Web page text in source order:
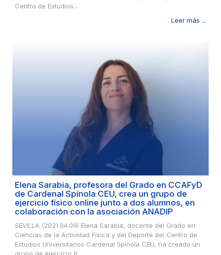
Centro de Estudios...
Leer más ...
Elena Sarabia, profesora del Grado en CCAFyD
de Cardenal Spínola CEU, crea un grupo de
ejercicio físico online junto a dos alumnos, en
colaboración con la asociación ANADIP
SEVILLA (2021.04.09) Elena Sarabia, docente del Grado en
Ciencias de la Actividad Física y del Deporte del Centro de
Estudios Universitarios Cardenal Spínola CEU, ha creado un